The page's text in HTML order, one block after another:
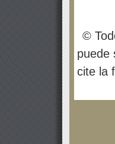
©
puede
cite la